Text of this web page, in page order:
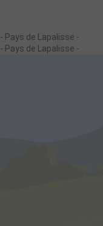
- Pays de Lapalisse -
- Pays de Lapalisse -